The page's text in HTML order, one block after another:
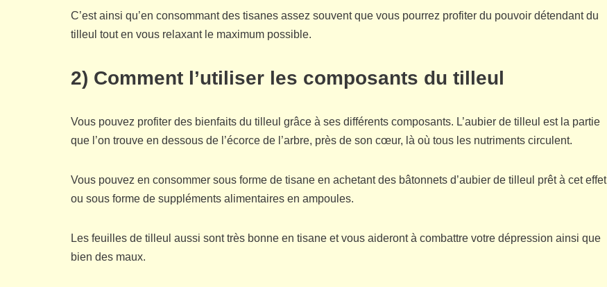
C’est ainsi qu’en consommant des tisanes assez souvent que vous pourrez profiter du pouvoir détendant du
tilleul tout en vous relaxant le maximum possible.
2) Comment l’utiliser les composants du tilleul
Vous pouvez profiter des bienfaits du tilleul grâce à ses différents composants. L’aubier de tilleul est la partie
que l’on trouve en dessous de l’écorce de l’arbre, près de son cœur, là où tous les nutriments circulent.
Vous pouvez en consommer sous forme de tisane en achetant des bâtonnets d’aubier de tilleul prêt à cet effet
ou sous forme de suppléments alimentaires en ampoules.
Les feuilles de tilleul aussi sont très bonne en tisane et vous aideront à combattre votre dépression ainsi que
bien des maux.